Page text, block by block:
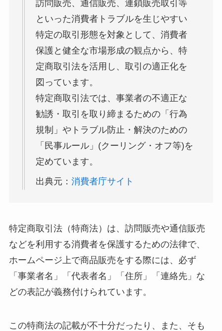
訪問販売、通信販売、連鎖販売取引等
といった消費者トラブルを生じやすい
特定の取引形態を対象として、消費者
保護と健全な市場形成の観点から、特
定商取引法を活用し、取引の適正化を
図っています。
特定商取引法では、事業者の不適正な
勧誘・取引を取り締まるための「行為
規制」やトラブル防止・解決のための
「民事ルール」(クーリング・オフ等)を
定めています。
出典元： 消費者庁サイト
特定商取引法（特商法）は、訪問販売や通信販売
などを利用する消費者を保護するための法律で、
ホームページ上で商品販売をする際には、必ず
「事業者名」「代表者名」「住所」「連絡先」な
どの表記が義務付けられています。
この特商法の記載が不十分だったり、また、そも